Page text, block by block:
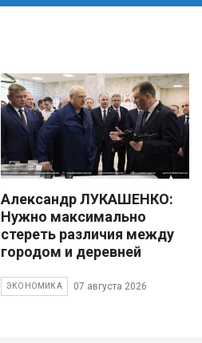
Александр ЛУКАШЕНКО:
Нужно максимально
стереть различия между
городом и деревней
ЭКОНОМИКА 07 августа 2026